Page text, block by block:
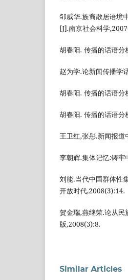
邹威华.族裔散居语境
[J].南京社会科学
胡春阳. 传播的话语
赵为学.论新闻传播学
胡春阳. 传播的话语
胡春阳. 传播的话语
王卫红,张彤.新闻报道
李朝辉.集体记忆:铸
刘能.当代中国群体性
开放时代,2008(3):14.
贺金瑞,燕继荣.论从
版,2008(3):8.
Similar Articles